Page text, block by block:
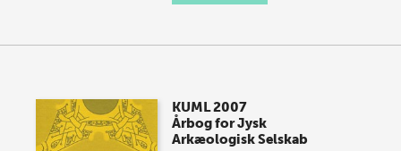
KUML 2007
Årbog for Jysk
Arkæologisk Selskab